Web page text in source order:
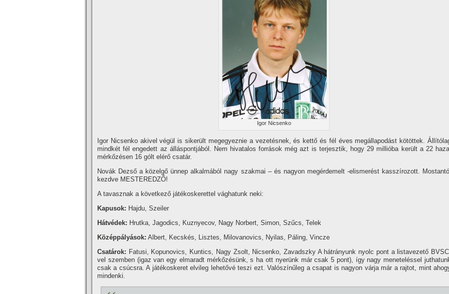
Igor Nicsenko
Igor Nicsenko akivel végül is sikerült megegyeznie a vezetésnek, és kettő és fél éves megállapodást kötöttek.
mindkét fél engedett az álláspontjából. Nem hivatalos források még azt is terjesztik, hogy 29 millióba került a 22
mérkőzésen 16 gólt elérő csatár.
Novák Dezső a közelgő ünnep alkalmából nagy szakmai – és nagyon megérdemelt -elismerést kasszí­rozott. Mostantól
kezdve MESTEREDZŐ!
A tavasznak a következő játékoskerettel vághatunk neki:
Kapusok: Hajdu, Szeiler
Hátvédek: Hrutka, Jagodics, Kuznyecov, Nagy Norbert, Simon, Szűcs, Telek
Középpályások: Albert, Kecskés, Lisztes, Milovanovics, Nyilas, Páling, Vincze
Csatárok: Fatusi, Kopunovics, Kuntics, Nagy Zsolt, Nicsenko, Zavadszky A hátrányunk nyolc pont a listavezető
vel szemben (igaz van egy elmaradt mérkőzésünk, s ha ott nyerünk már csak 5 pont), í­gy nagy meneteléssel
csak a csúcsra. A játékoskeret elvileg lehetővé teszi ezt. Valószí­nűleg a csapat is nagyon várja már a rajtot, mint
mindenki.